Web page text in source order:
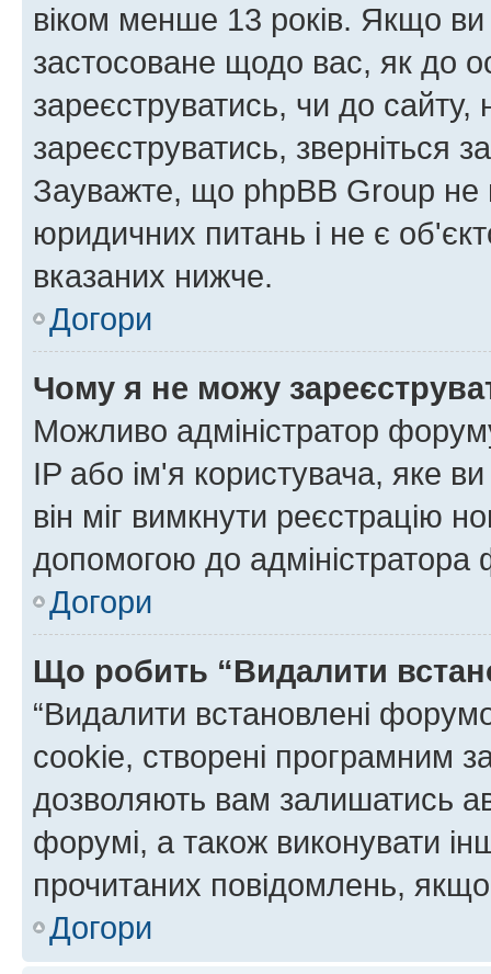
віком менше 13 років. Якщо
застосоване щодо вас, як до
зареєструватись, чи до
зареєструватись, зверніться
Зауважте, що phpBB Group не
юридичних питань і не є
вказаних нижче.
Догори
Чому я не можу
Можливо адміністратор
IP або ім'я користувача, яке
він міг вимкнути реєстрацію
допомогою до адміністратора
Догори
Що робить “Видалити
“Видалити встановлені
cookie, створені програмним
дозволяють вам залишатись
форумі, а також виконувати
прочитаних повідомлень,
Догори